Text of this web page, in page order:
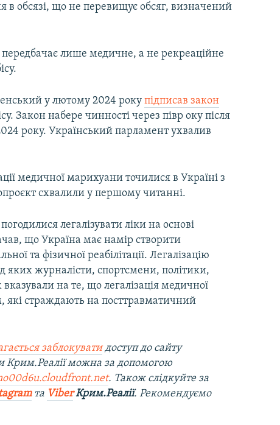
в обсязі, що не перевищує обсяг, визначений
лише медичне, а не рекреаційне
у лютому 2024 рокупідписав закон
Закон набере чинності через півр оку після
року. Український парламент ухвалив
медичної марихуани точилися в Україні з
схвалили у першому читанні.
легалізувати ліки на основі
що Україна має намір створити
та фізичної реабілітації. Легалізацію
яких журналісти, спортсмени, політики,
на те, що легалізація медичної
страждають на посттравматичний
заблокуватидоступ до сайту
Крим.Реалії можна за допомогою
. Також слідкуйте за
та ViberКрим.Реалії. Рекомендуємо